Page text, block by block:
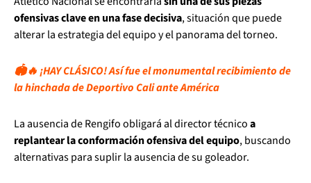
ofensivas clave en una fase decisiva, situación que puede
alterar la estrategia del equipo y el panorama del torneo.
🏟️🔥 ¡HAY CLÁSICO! Así fue el monumental recibimiento de
la hinchada de Deportivo Cali ante América
La ausencia de Rengifo obligará al director técnicoa
replantear la conformación ofensiva del equipo, buscando
alternativas para suplir la ausencia de su goleador.